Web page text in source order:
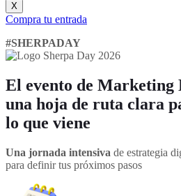
X
Compra tu entrada
#SHERPADAY
El evento de Marketing
una hoja de ruta clara
lo que viene
Una jornada intensiva de estrategia
para definir tus próximos pasos